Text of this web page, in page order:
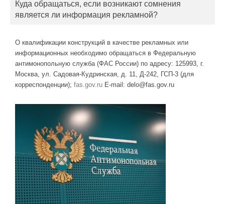
Куда обращаться, если возникают сомнения
является ли информация рекламной?
О квалификации конструкций в качестве рекламных или
информационных необходимо обращаться в Федеральную
антимонопольную служба (ФАС России) по адресу: 125993, г.
Москва, ул. Садовая-Кудринская, д. 11, Д-242, ГСП-3 (для
корреспонденции); fas.gov.ru E-mail: delo@fas.gov.ru